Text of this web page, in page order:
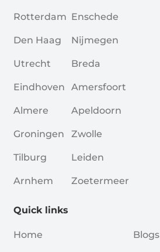
Rotterdam
Den Haag
Utrecht
Eindhoven
Almere
Groningen
Tilburg
Arnhem
Enschede
Nijmegen
Breda
Amersfoort
Apeldoorn
Zwolle
Leiden
Zoetermeer
Quick links
Home Blogs